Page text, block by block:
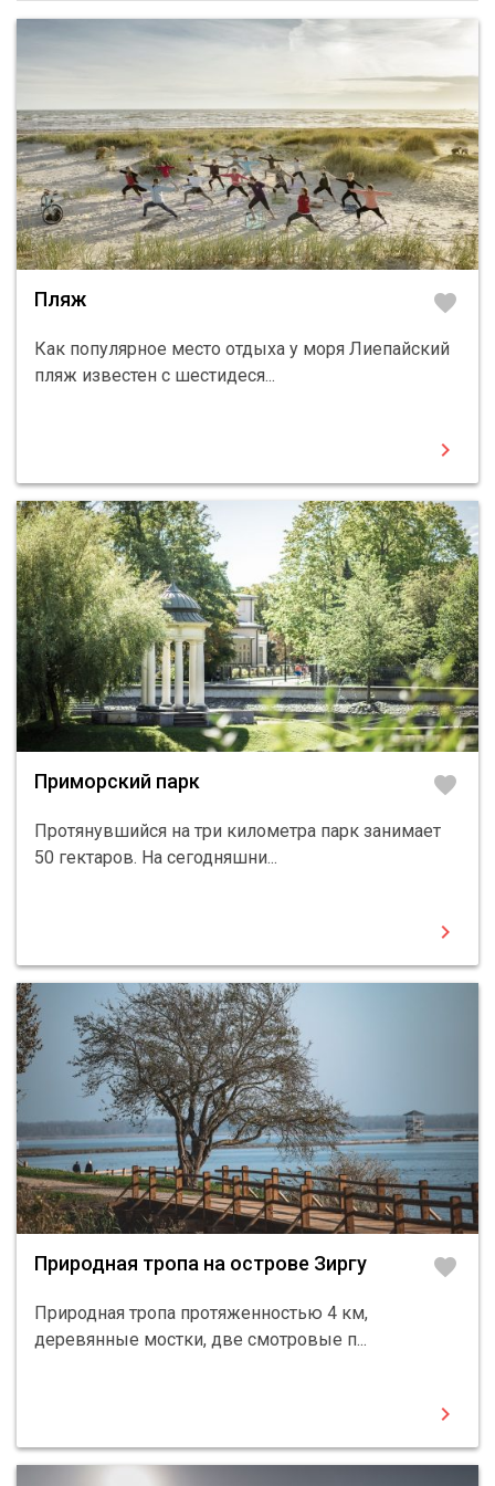
Пляж favorite
Как популярное место отдыха у моря Лиепайский
пляж известен с шестидеся...
chevron_right
Приморский парк favorite
Протянувшийся на три километра парк занимает
50 гектаров. На сегодняшни...
chevron_right
Природная тропа на острове Зиргу favorite
Природная тропа протяженностью 4 км,
деревянные мостки, две смотровыe п...
chevron_right